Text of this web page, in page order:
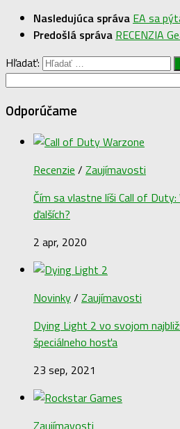
Nasledujúca správa EA sa
Predošlá správa RECENZIA
Hľadať:
Odporúčame
Recenzie / Zaujímavosti
Čím sa vlastne líši Call of
ďalších?
2 apr, 2020
Novinky/ Zaujímavosti
Dying Light 2 vo svojom
špeciálneho hosťa
23 sep, 2021
Zaujímavosti